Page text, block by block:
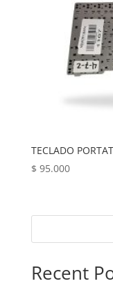
TECLADO
$ 95.000
Recent